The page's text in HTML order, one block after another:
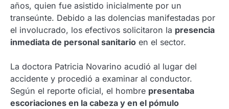
años, quien fue asistido inicialmente por un
transeúnte. Debido a las dolencias manifestadas por
el involucrado, los efectivos solicitaron la presencia
inmediata de personal sanitario en el sector.
La doctora Patricia Novarino acudió al lugar del
accidente y procedió a examinar al conductor.
Según el reporte oficial, el hombre presentaba
escoriaciones en la cabeza y en el pómulo